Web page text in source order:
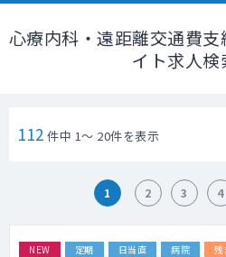
心療内科・遠距離交通費
イト求人検
112 件中 1～ 20件を表示
1 2 3 4
NEW 定期 日当直 病院 残